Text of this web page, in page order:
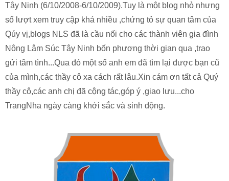
Tây Ninh (6/10/2008-6/10/2009).Tuy là một blog nhỏ nhưng
số lượt xem truy cập khá nhiều ,chứng tỏ sự quan tâm của
Qúy vị,blogs NLS đã là cầu nối cho các thành viên gia đình
Nông Lâm Súc Tây Ninh bốn phương thời gian qua ,trao
gửi tâm tình...Qua đó một số anh em đã tìm lại được bạn cũ
của mình,các thầy cô xa cách rất lâu.Xin cám ơn tất cả Quý
thầy cô,các anh chị đã cộng tác,góp ý ,giao lưu...cho
TrangNha ngày càng khởi sắc và sinh động.